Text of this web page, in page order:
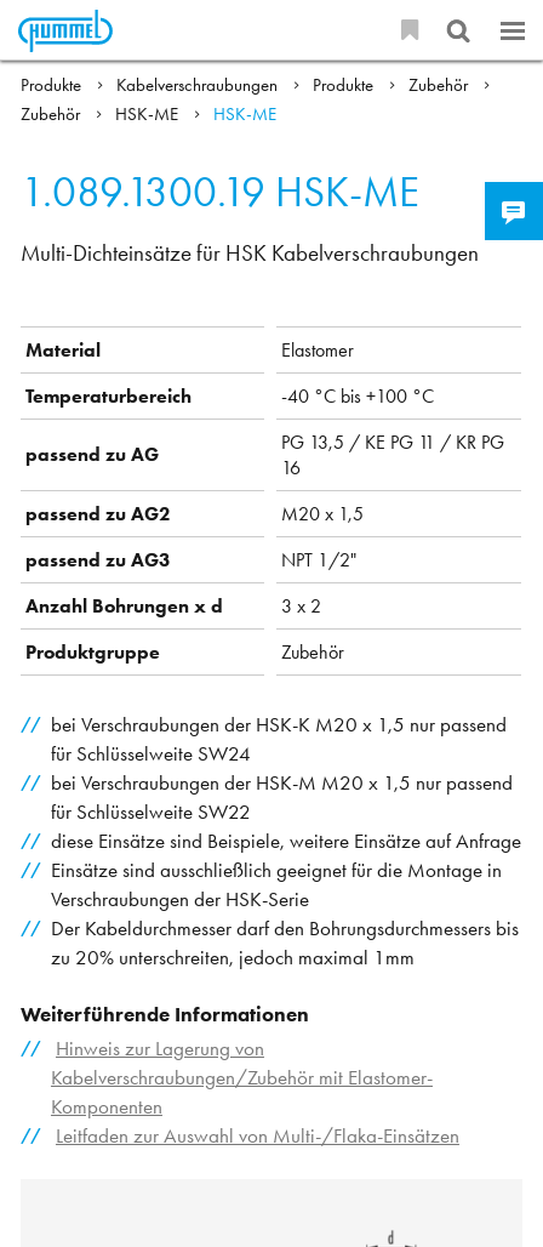
Produkte Kabelverschraubungen Produkte
Zubehör
Zubehör
HSK-ME HSK-ME
1.089.1300.19 HSK-ME
Multi-Dichteinsätze für HSK Kabelverschraubungen
Material
Elastomer
Temperaturbereich
-40 °C bis +100 °C
passend zu AG
PG 13,5 / KE PG 11 / KR PG
16
passend zu AG2
M20 x 1,5
passend zu AG3
NPT 1/2"
Anzahl Bohrungen x d
3 x 2
Produktgruppe
Zubehör
bei Verschraubungen der HSK-K M20 x 1,5 nur passend
für Schlüsselweite SW24
bei Verschraubungen der HSK-M M20 x 1,5 nur passend
für Schlüsselweite SW22
diese Einsätze sind Beispiele, weitere Einsätze auf Anfrage
Einsätze sind ausschließlich geeignet für die Montage in
Verschraubungen der HSK-Serie
Der Kabeldurchmesser darf den Bohrungsdurchmessers bis
zu 20% unterschreiten, jedoch maximal 1mm
Weiterführende Informationen
Hinweis zur Lagerung von
Kabelverschraubungen/Zubehör mit Elastomer-
Komponenten
Leitfaden zur Auswahl von Multi-/Flaka-Einsätzen